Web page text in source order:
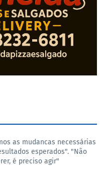
as mudancas necessárias
esperados". "Não
é preciso agir"